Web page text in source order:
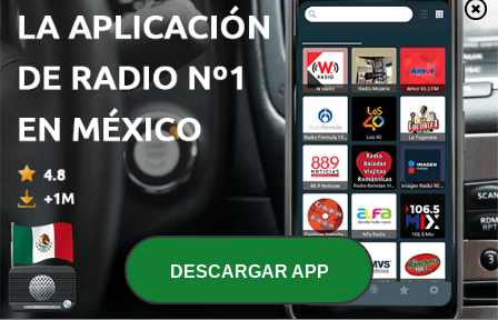
kaliman
Kalimán | 09 El extraño
Doctor Muerte
DESCARGAR APP